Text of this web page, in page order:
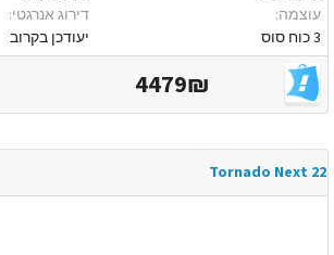
עוצמה:
3 כוח סוס
דירוג אנרגטי:
יעודכן בקרוב
4479₪
Tornado Next 22